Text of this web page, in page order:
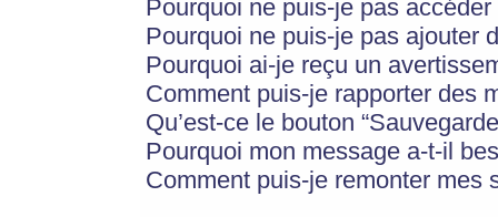
Pourquoi ne puis-je pas
Pourquoi ne puis-je pas ajouter
Pourquoi ai-je reçu un
Comment puis-je rapporter des
Qu’est-ce le bouton
Pourquoi mon message a-t-il
Comment puis-je remonter mes